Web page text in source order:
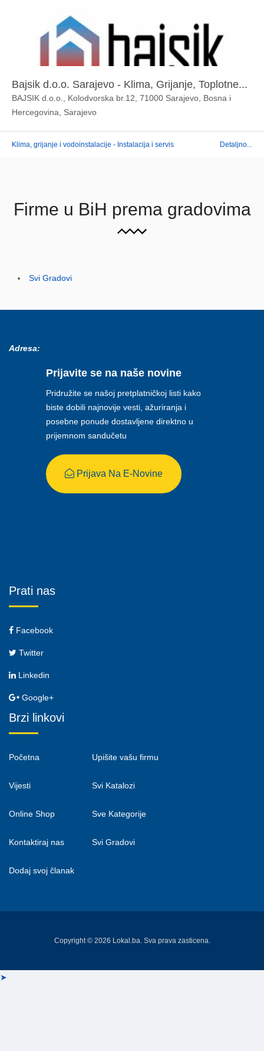
Bajsik d.o.o. Sarajevo - Klima, Grijanje, Toplotne...
BAJSIK d.o.o., Kolodvorska br.12, 71000 Sarajevo, Bosna i
Hercegovina, Sarajevo
Klima, grijanje i vodoinstalacije - Instalacija i servis Detaljno...
Firme u BiH prema gradovima
Svi Gradovi
Adresa:
Prijavite se na naše novine
Pridružite se našoj pretplatničkoj listi kako
biste dobili najnovije vesti, ažuriranja i
posebne ponude dostavljene direktno u
prijemnom sandučetu
Prijava Na E-Novine
Prati nas
Facebook
Twitter
Linkedin
Google+
Brzi linkovi
Početna
Vijesti
Online Shop
Kontaktiraj nas
Dodaj svoj članak
Upišite vašu firmu
Svi Katalozi
Sve Kategorije
Svi Gradovi
Copyright © 2026 Lokal.ba. Sva prava zasticena.
➤